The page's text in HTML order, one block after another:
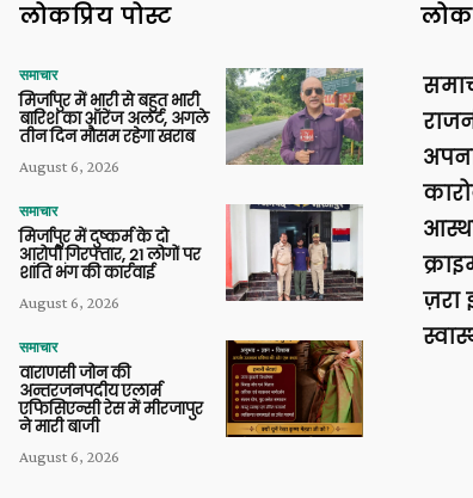
लोकप्रिय पोस्ट
समाचार
मिर्जापुर में भारी से बहुत भारी
बारिश का ऑरेंज अलर्ट, अगले
तीन दिन मौसम रहेगा खराब
August 6, 2026
समाचार
मिर्जापुर में दुष्कर्म के दो
आरोपी गिरफ्तार, 21 लोगों पर
शांति भंग की कार्रवाई
August 6, 2026
समाचार
वाराणसी जोन की
अन्तरजनपदीय एलार्म
एफिसिएन्सी रेस में मीरजापुर
ने मारी बाजी
August 6, 2026
ज़रा